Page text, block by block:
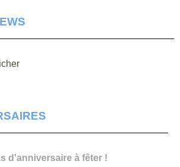
d'anniversaire à fêter !